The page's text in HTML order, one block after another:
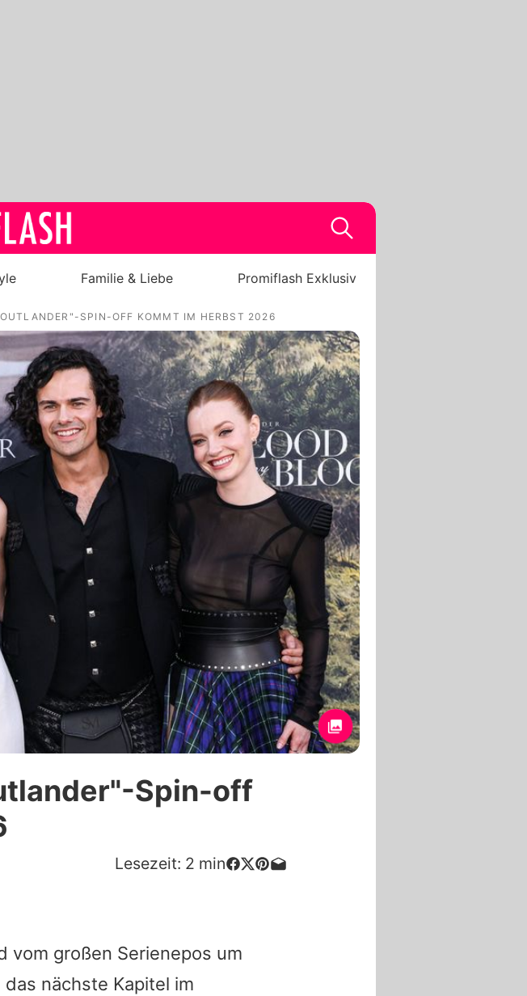
Familie & Liebe Promiflash Exklusiv
SPIN-OFF KOMMT IM HERBST 2026
Spin-off
Lesezeit: 2 min
vom großen Serienepos um
nächste Kapitel im